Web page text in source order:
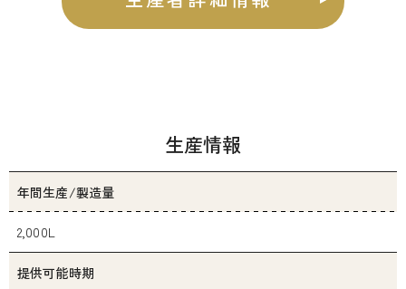
生産情報
年間生産/製造量
2,000L
提供可能時期